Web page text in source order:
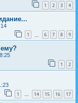
1 2 3 4
1 6 7 8 9
1 2
1 … 14 15 16 17